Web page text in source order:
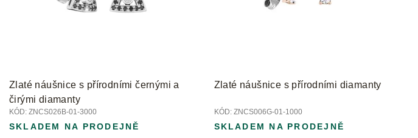
t
ů
Zlaté náušnice s přírodními černými a
čirými diamanty
KÓD: ZNCS026B-01-3000
SKLADEM NA PRODEJNĚ
Zlaté náušnice s přírodními diamanty
KÓD: ZNCS006G-01-1000
SKLADEM NA PRODEJNĚ